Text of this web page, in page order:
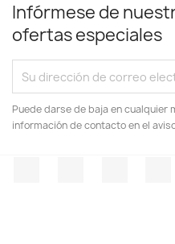
Infórmese de
ofertas especiales
Puede darse de baja en cualquier
información de contacto en el